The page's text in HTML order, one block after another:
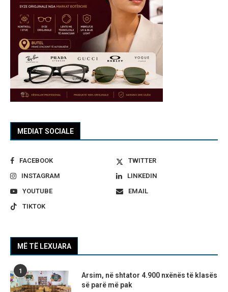
MEDIAT SOCIALE
FACEBOOK
TWITTER
INSTAGRAM
LINKEDIN
YOUTUBE
EMAIL
TIKTOK
MË TË LEXUARA
1
Arsim, në shtator 4.900 nxënës të klasës
së parë më pak